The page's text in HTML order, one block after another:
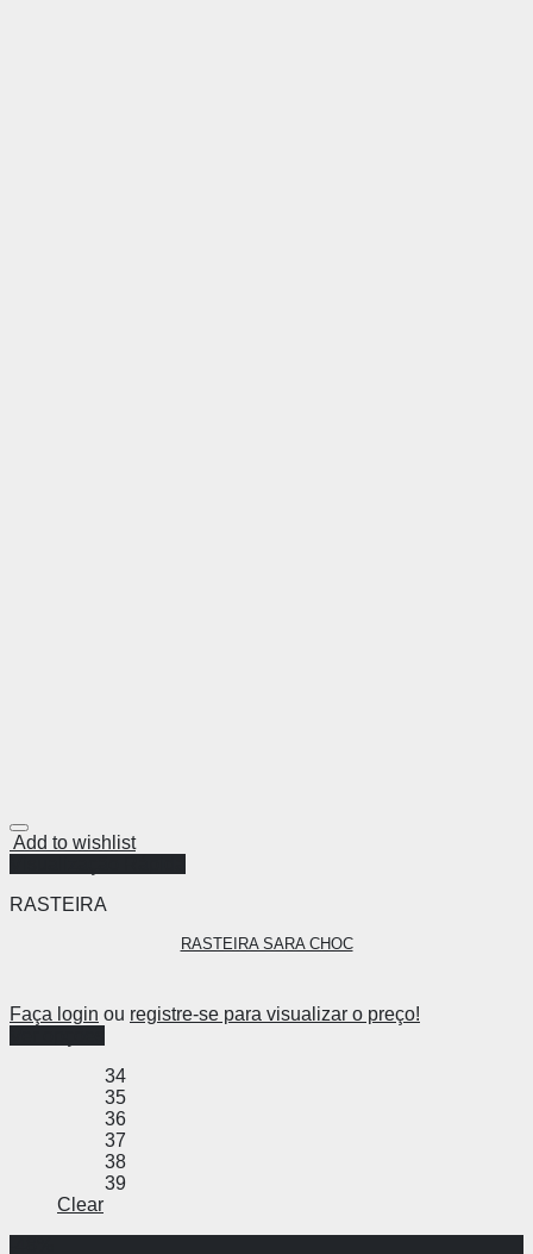
Add to wishlist
RASTEIRA
RASTEIRA SARA CHOC
Faça login ou registre-se para visualizar o preço!
34
35
36
37
38
39
Clear